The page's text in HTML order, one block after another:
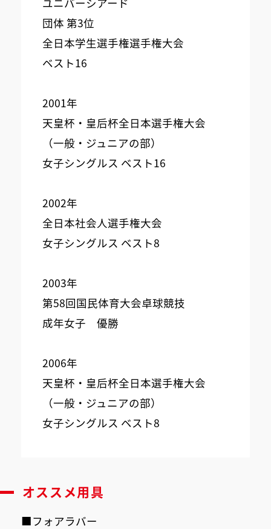
団体 第3位
全日本学生選手権選手権大会
ベスト16
2001年
天皇杯・皇后杯全日本選手権大会
（一般・ジュニアの部）
女子シングルス ベスト16
2002年
全日本社会人選手権大会
女子シングルス ベスト8
2003年
第58回国民体育大会卓球競技
成年女子 優勝
2006年
天皇杯・皇后杯全日本選手権大会
（一般・ジュニアの部）
女子シングルス ベスト8
オススメ用具
■フォアラバー